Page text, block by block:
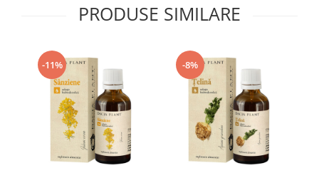
PRODUSE SIMILARE
-11% -8%